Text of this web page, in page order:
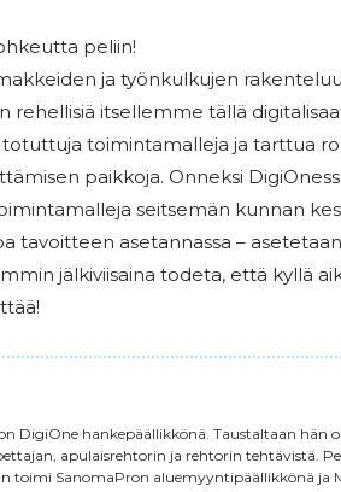
peliin!
ja työnkulkujen
rehellisiä itsellemme tällä
toimintamalleja ja tarttua
paikkoja. Onneksi
seitsemän kunnan
tavoitteen asetannassa –
jälkiviisaina todeta, että kyllä
DigiOne hankepäällikkönä. Taustaltaan hän
apulaisrehtorin ja rehtorin tehtävistä.
toimi SanomaPron aluemyyntipäällikkönä ja